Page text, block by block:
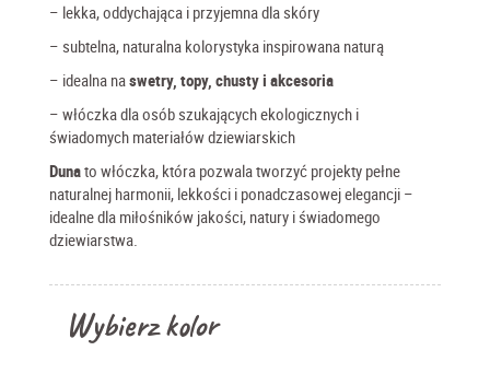
– lekka, oddychająca i przyjemna dla skóry
– subtelna, naturalna kolorystyka inspirowana naturą
– idealna naswetry, topy, chusty i akcesoria
– włóczka dla osób szukających ekologicznych i
świadomych materiałów dziewiarskich
Dunato włóczka, która pozwala tworzyć projekty pełne
naturalnej harmonii, lekkości i ponadczasowej elegancji –
idealne dla miłośników jakości, natury i świadomego
dziewiarstwa.
Wybierz kolor